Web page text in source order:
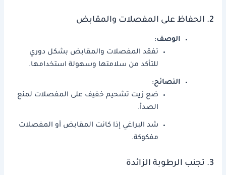
2. الحفاظ على المفصلات والمقابض
الوصف:
تفقد المفصلات والمقابض بشكل دوري
للتأكد من سلامتها وسهولة استخدامها.
النصائح:
ضع زيت تشحيم خفيف على المفصلات لمنع
الصدأ.
شد البراغي إذا كانت المقابض أو المفصلات
مفكوكة.
3. تجنب الرطوبة الزائدة